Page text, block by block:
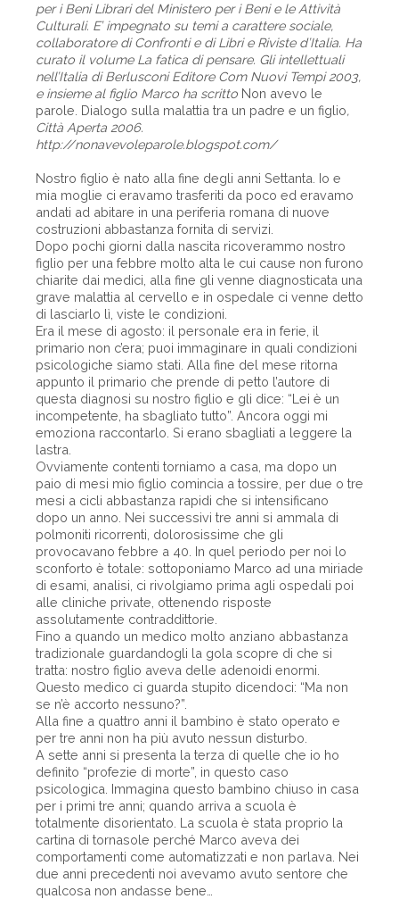
per i Beni Librari del Ministero per i Beni e le Attività
Culturali. E’ impegnato su temi a carattere sociale,
collaboratore di Confronti e di Libri e Riviste d’Italia. Ha
curato il volume La fatica di pensare. Gli intellettuali
nell’Italia di Berlusconi Editore Com Nuovi Tempi 2003,
e insieme al figlio Marco ha scritto Non avevo le
parole. Dialogo sulla malattia tra un padre e un figlio,
Città Aperta 2006.
http://nonavevoleparole.blogspot.com/
Nostro figlio è nato alla fine degli anni Settanta. Io e
mia moglie ci eravamo trasferiti da poco ed eravamo
andati ad abitare in una periferia romana di nuove
costruzioni abbastanza fornita di servizi.
Dopo pochi giorni dalla nascita ricoverammo nostro
figlio per una febbre molto alta le cui cause non furono
chiarite dai medici, alla fine gli venne diagnosticata una
grave malattia al cervello e in ospedale ci venne detto
di lasciarlo lì, viste le condizioni.
Era il mese di agosto: il personale era in ferie, il
primario non c’era; puoi immaginare in quali condizioni
psicologiche siamo stati. Alla fine del mese ritorna
appunto il primario che prende di petto l’autore di
questa diagnosi su nostro figlio e gli dice: “Lei è un
incompetente, ha sbagliato tutto”. Ancora oggi mi
emoziona raccontarlo. Si erano sbagliati a leggere la
lastra.
Ovviamente contenti torniamo a casa, ma dopo un
paio di mesi mio figlio comincia a tossire, per due o tre
mesi a cicli abbastanza rapidi che si intensificano
dopo un anno. Nei successivi tre anni si ammala di
polmoniti ricorrenti, dolorosissime che gli
provocavano febbre a 40. In quel periodo per noi lo
sconforto è totale: sottoponiamo Marco ad una miriade
di esami, analisi, ci rivolgiamo prima agli ospedali poi
alle cliniche private, ottenendo risposte
assolutamente contraddittorie.
Fino a quando un medico molto anziano abbastanza
tradizionale guardandogli la gola scopre di che si
tratta: nostro figlio aveva delle adenoidi enormi.
Questo medico ci guarda stupito dicendoci: “Ma non
se n’è accorto nessuno?”.
Alla fine a quattro anni il bambino è stato operato e
per tre anni non ha più avuto nessun disturbo.
A sette anni si presenta la terza di quelle che io ho
definito “profezie di morte”, in questo caso
psicologica. Immagina questo bambino chiuso in casa
per i primi tre anni; quando arriva a scuola è
totalmente disorientato. La scuola è stata proprio la
cartina di tornasole perché Marco aveva dei
comportamenti come automatizzati e non parlava. Nei
due anni precedenti noi avevamo avuto sentore che
qualcosa non andasse bene…